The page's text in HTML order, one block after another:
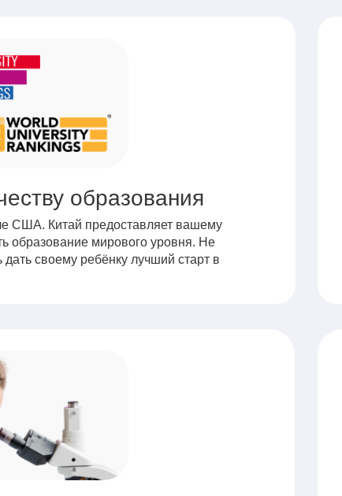
образования
США. Китай предоставляет вашему
образование мирового уровня. Не
дать своему ребёнку лучший старт в